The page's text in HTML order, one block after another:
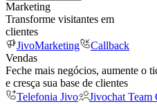
Marketing
Transforme visitantes em
clientes
JivoMarketing
Callback
Vendas
Feche mais negócios, aumente o
e cresça sua base de clientes
Telefonia Jivo
Jivochat Team